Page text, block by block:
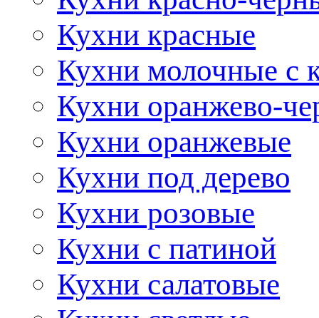
Кухни красные
Кухни молочные с
Кухни оранжево-
Кухни оранжевые
Кухни под дерево
Кухни розовые
Кухни с патиной
Кухни салатовые